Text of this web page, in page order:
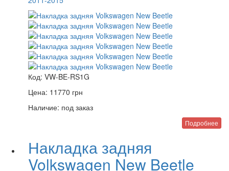
Код: VW-BE-RS1G
Цена: 11770 грн
Наличие: под заказ
Подробнее
Накладка задняя
Volkswagen New Beetle